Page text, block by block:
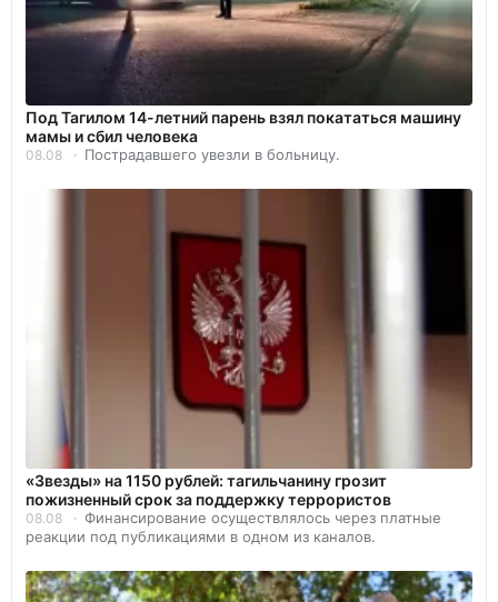
Под Тагилом 14-летний парень взял покататься машину
мамы и сбил человека
08.08 Пострадавшего увезли в больницу.
«Звезды» на 1150 рублей: тагильчанину грозит
пожизненный срок за поддержку террористов
08.08
Финансирование осуществлялось через платные
реакции под публикациями в одном из каналов.